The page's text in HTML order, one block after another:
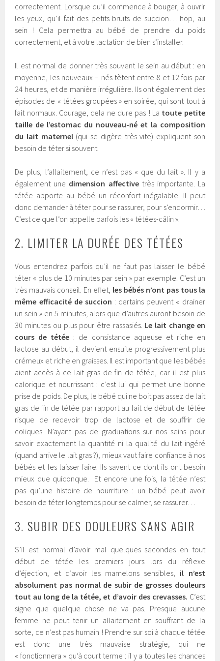
correctement. Lorsque qu’il commence à bouger, à ouvrir
les yeux, qu’il fait des petits bruits de succion… hop, au
sein ! Cela permettra au bébé de prendre du poids
correctement, et à votre lactation de bien s’installer.
Il est normal de donner très souvent le sein au début : en
moyenne, les nouveaux – nés tètent entre 8 et 12 fois par
24 heures, et de manière irrégulière. Ils ont également des
épisodes de « tétées groupées » en soirée, qui sont tout à
fait normaux. Courage, cela ne dure pas ! La toute petite
taille de l’estomac du nouveau-né et la composition
du lait maternel(qui se digère très vite) expliquent son
besoin de téter si souvent.
De plus, l’allaitement, ce n’est pas « que du lait ». Il y a
également une dimension affectivetrès importante. La
tétée apporte au bébé un réconfort inégalable. Il peut
donc demander à téter pour se rassurer, pour s’endormir…
C’est ce que l’on appelle parfois les « tétées-câlin ».
2. LIMITER LA DURÉE DES TÉTÉES
Vous entendrez parfois qu’il ne faut pas laisser le bébé
téter « plus de 10 minutes par sein » par exemple. C’est un
très mauvais conseil. En effet, les bébés n’ont pas tous la
même efficacité de succion : certains peuvent « drainer
un sein » en 5 minutes, alors que d’autres auront besoin de
30 minutes ou plus pour être rassasiés. Le lait change en
cours de tétée : de consistance aqueuse et riche en
lactose au début, il devient ensuite progressivement plus
crémeux et riche en graisses. Il est important que les bébés
aient accès à ce lait gras de fin de tétée, car il est plus
calorique et nourrissant : c’est lui qui permet une bonne
prise de poids. De plus, le bébé qui ne boit pas assez de lait
gras de fin de tétée par rapport au lait de début de tétée
risque de recevoir trop de lactose et de souffrir de
coliques. N’ayant pas de graduations sur nos seins pour
savoir exactement la quantité ni la qualité du lait ingéré
(quand arrive le lait gras ?), mieux vaut faire confiance à nos
bébés et les laisser faire. Ils savent ce dont ils ont besoin
mieux que quiconque. Et encore une fois, la tétée n’est
pas qu’une histoire de nourriture : un bébé peut avoir
besoin de téter longtemps pour se calmer, se rassurer…
3. SUBIR DES DOULEURS SANS AGIR
S’il est normal d’avoir mal quelques secondes en tout
début de tétée les premiers jours lors du réflexe
d’éjection, et d’avoir les mamelons sensibles, il n’est
absolument pas normal de subir de grosses douleurs
tout au long de la tétée, et d’avoir des crevasses. C’est
signe que quelque chose ne va pas. Presque aucune
femme ne peut tenir un allaitement en souffrant de la
sorte, ce n’est pas humain ! Prendre sur soi à chaque tétée
est donc une très mauvaise stratégie, qui ne
« fonctionnera » qu’à court terme : il y a toutes les chances